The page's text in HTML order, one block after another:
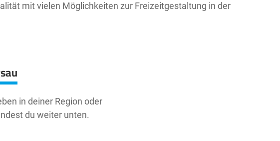
mit vielen Möglichkeiten zur Freizeitgestaltung in der
in deiner Region oder
du weiter unten.